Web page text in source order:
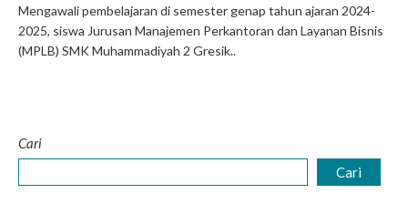
Mengawali pembelajaran di semester genap tahun ajaran 2024-
2025, siswa Jurusan Manajemen Perkantoran dan Layanan Bisnis
(MPLB) SMK Muhammadiyah 2 Gresik..
Cari
Cari